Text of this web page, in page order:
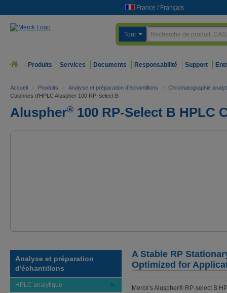
France / Français
Tout
Produits Services Documents Responsabilité Support
Accueil > Produits > Analyse et préparation d'échantillons > Chromatographie
Colonnes d'HPLC Aluspher 100 RP-Select B
Aluspher® 100 RP-Select B HPLC
Analyse et préparation
d'échantillons
HPLC analytique
A Stable RP
Optimized for
Merck’s Aluspher® RP-select B